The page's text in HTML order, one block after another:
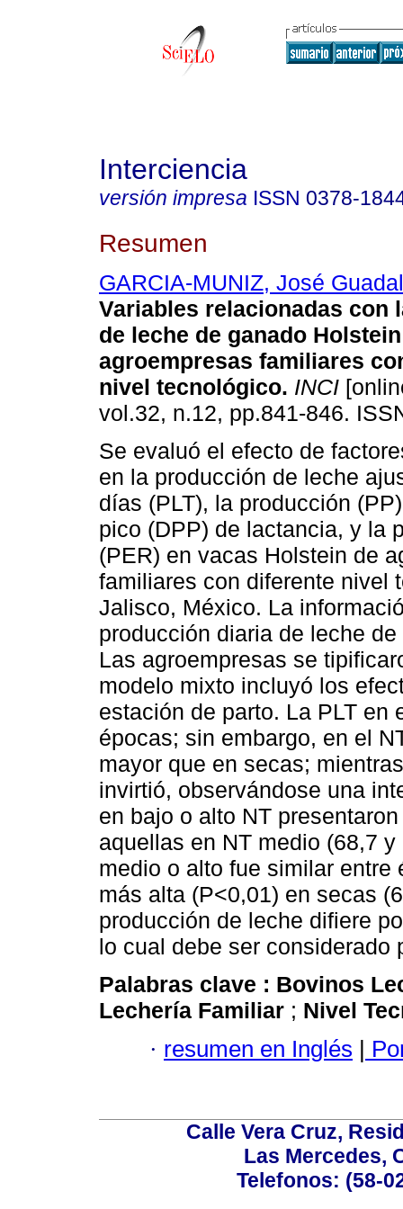
Interciencia
versión impresa ISSN 0378-
Resumen
GARCIA-MUNIZ, José
Variables relacionadas con
de leche de ganado
agroempresas familiares
nivel tecnológico. INCI
vol.32, n.12, pp.841-846.
Se evaluó el efecto de
en la producción de leche
días (PLT), la producción
pico (DPP) de lactancia, y la
(PER) en vacas Holstein de
familiares con diferente nivel
Jalisco, México. La
producción diaria de leche
Las agroempresas se
modelo mixto incluyó los
estación de parto. La PLT en
épocas; sin embargo, en el
mayor que en secas;
invirtió, observándose una
en bajo o alto NT
aquellas en NT medio (68,7
medio o alto fue similar entre
más alta (P<0,01) en secas
producción de leche difiere
lo cual debe ser considerado
Palabras clave : Bovinos
Lechería Familiar ; Nivel
· resumen en Inglés |
Calle Vera Cruz,
Las Mercedes,
Telefonos: (58-